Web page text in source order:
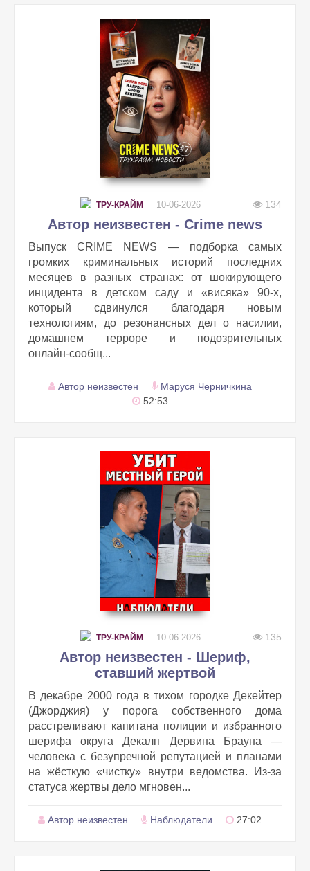
ТРУ-КРАЙМ 10-06-2026 134
Автор неизвестен - Crime news
Выпуск CRIME NEWS — подборка самых
громких криминальных историй последних
месяцев в разных странах: от шокирующего
инцидента в детском саду и «висяка» 90‑х,
который сдвинулся благодаря новым
технологиям, до резонансных дел о насилии,
домашнем террорe и подозрительных
онлайн‑сообщ...
Автор неизвестен
Маруся Черничкина
52:53
ТРУ-КРАЙМ 10-06-2026 135
Автор неизвестен - Шериф,
ставший жертвой
В декабре 2000 года в тихом городке Декейтер
(Джорджия) у порога собственного дома
расстреливают капитана полиции и избранного
шерифа округа Декалп Дервина Брауна —
человека с безупречной репутацией и планами
на жёсткую «чистку» внутри ведомства. Из‑за
статуса жертвы дело мгновен...
Автор неизвестен Наблюдатели 27:02